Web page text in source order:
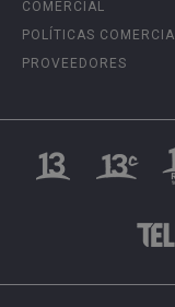
COMERCIAL
POLÍTICAS
PROVEEDORES